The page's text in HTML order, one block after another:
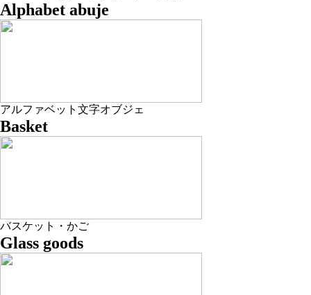
Alphabet abuje
アルファベット文字オブジェ
Basket
バスケット・かご
Glass goods